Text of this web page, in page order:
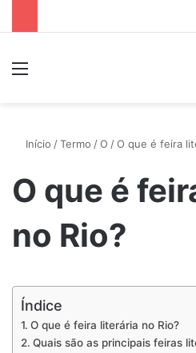
Início /Termo /O /O que é feira
O que é
no Rio?
Índice
O que é feira literária no Rio?
Quais são as principais feiras